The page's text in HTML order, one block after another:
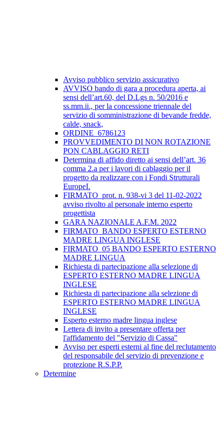
Avviso pubblico servizio assicurativo
AVVISO bando di gara a procedura aperta, ai
sensi dell’art.60, del D.Lgs n. 50/2016 e
ss.mm.ii., per la concessione triennale del
servizio di somministrazione di bevande fredde,
calde, snack,
ORDINE_6786123
PROVVEDIMENTO DI NON ROTAZIONE
PON CABLAGGIO RETI
Determina di affido diretto ai sensi dell’art. 36
comma 2.a per i lavori di cablaggio per il
progetto da realizzare con i Fondi Strutturali
EuropeI.
FIRMATO_prot. n. 938-vi 3 del 11-02-2022
avviso rivolto al personale interno esperto
progettista
GARA NAZIONALE A.F.M. 2022
FIRMATO_BANDO ESPERTO ESTERNO
MADRE LINGUA INGLESE
FIRMATO_05 BANDO ESPERTO ESTERNO
MADRE LINGUA
Richiesta di partecipazione alla selezione di
ESPERTO ESTERNO MADRE LINGUA
INGLESE
Richiesta di partecipazione alla selezione di
ESPERTO ESTERNO MADRE LINGUA
INGLESE
Esperto esterno madre lingua inglese
Lettera di invito a presentare offerta per
l'affidamento del "Servizio di Cassa"
Avviso per esperti esterni al fine del reclutamento
del responsabile del servizio di prevenzione e
protezione R.S.P.P.
Determine